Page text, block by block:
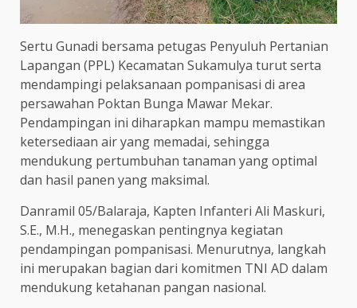
Sertu Gunadi bersama petugas Penyuluh Pertanian
Lapangan (PPL) Kecamatan Sukamulya turut serta
mendampingi pelaksanaan pompanisasi di area
persawahan Poktan Bunga Mawar Mekar.
Pendampingan ini diharapkan mampu memastikan
ketersediaan air yang memadai, sehingga
mendukung pertumbuhan tanaman yang optimal
dan hasil panen yang maksimal.
Danramil 05/Balaraja, Kapten Infanteri Ali Maskuri,
S.E., M.H., menegaskan pentingnya kegiatan
pendampingan pompanisasi. Menurutnya, langkah
ini merupakan bagian dari komitmen TNI AD dalam
mendukung ketahanan pangan nasional.